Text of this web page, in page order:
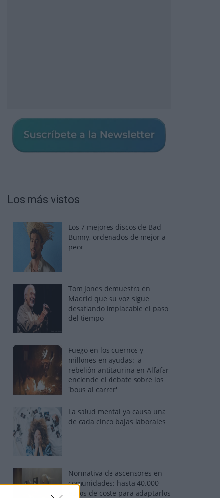
Los más vistos
Los 7 mejores discos de Bad
Bunny, ordenados de mejor a
peor
Tom Jones demuestra en
Madrid que su voz sigue
desafiando implacable el paso
del tiempo
Fuego en los cuernos y
millones en ayudas: la
rebelión antitaurina en Alfafar
enciende el debate sobre los
'bous al carrer'
La salud mental ya causa una
de cada cinco bajas laborales
Normativa de ascensores en
comunidades: hasta 40.000
euros de coste para adaptarlos